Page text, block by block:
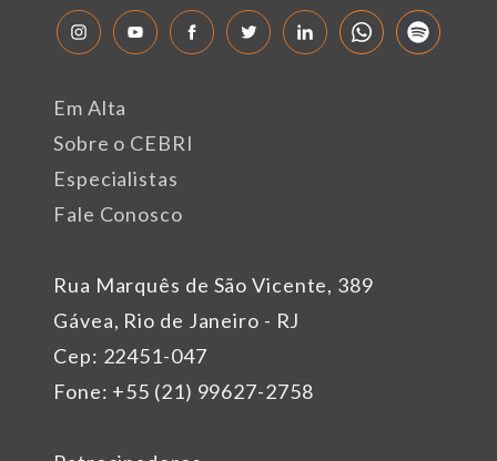
Rua Marquês de São Vicente, 389
Gávea, Rio de Janeiro - RJ
Cep: 22451-047
Fone: +55 (21) 99627-2758
Em Alta
Sobre o CEBRI
Especialistas
Fale Conosco